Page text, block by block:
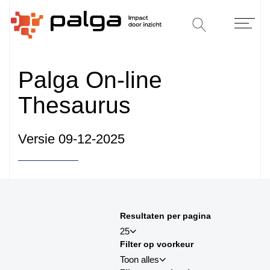
Palga On-line
Thesaurus
Versie 09-12-2025
Resultaten per pagina
25
25
Filter op voorkeur
Toon alles
sortby_title:desc
sortby_palga:asc